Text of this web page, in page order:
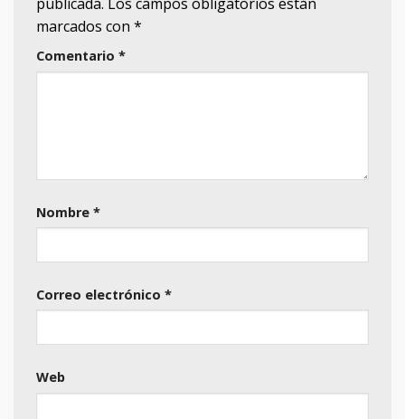
marcados con *
Comentario *
Nombre *
Correo electrónico *
Web